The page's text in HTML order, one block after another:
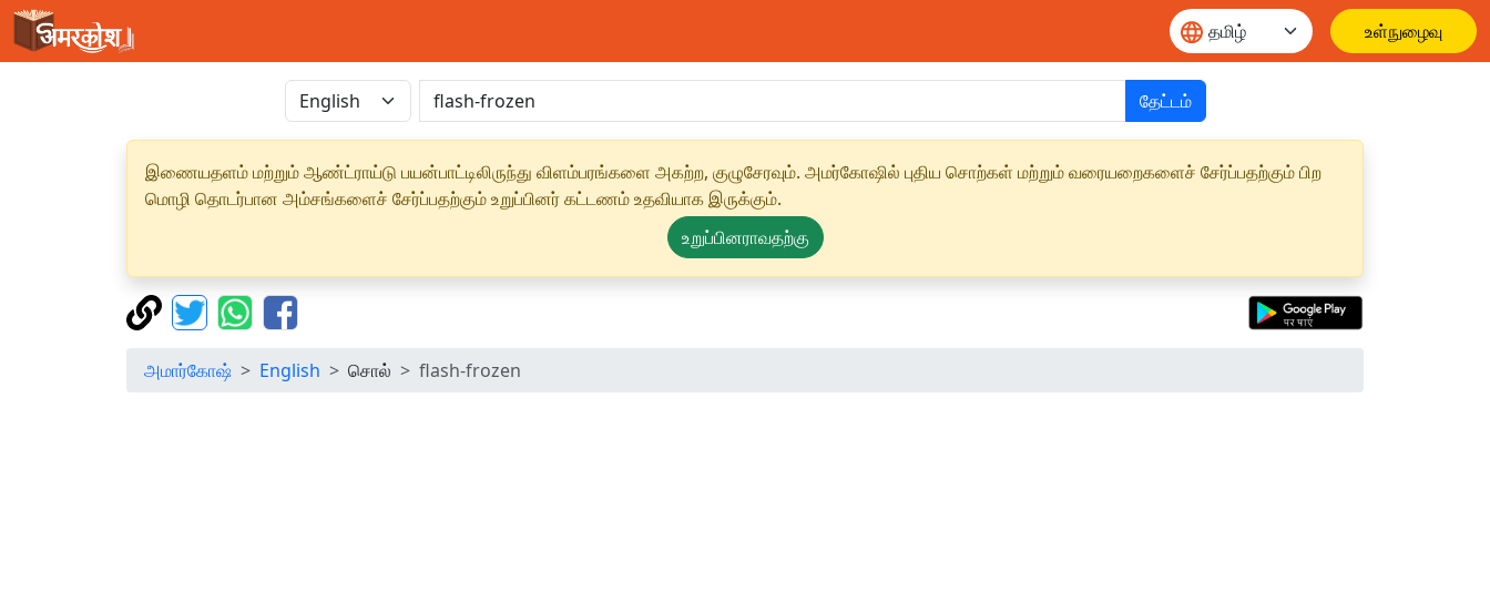
உள்நுழைவு
தேட்டம்
இணையதளம் மற்றும் ஆண்ட்ராய்டு பயன்பாட்டிலிருந்து விளம்பரங்களை அகற்ற, குழுசேரவும். அமர்கோஷில் புதிய சொற்கள் மற்றும் வரையறைகளைச் சேர்ப்பதற்கும் பிற
மொழி தொடர்பான அம்சங்களைச் சேர்ப்பதற்கும் உறுப்பினர் கட்டணம் உதவியாக இருக்கும்.
உறுப்பினராவதற்கு
அமார்கோஷ் English சொல் flash-frozen